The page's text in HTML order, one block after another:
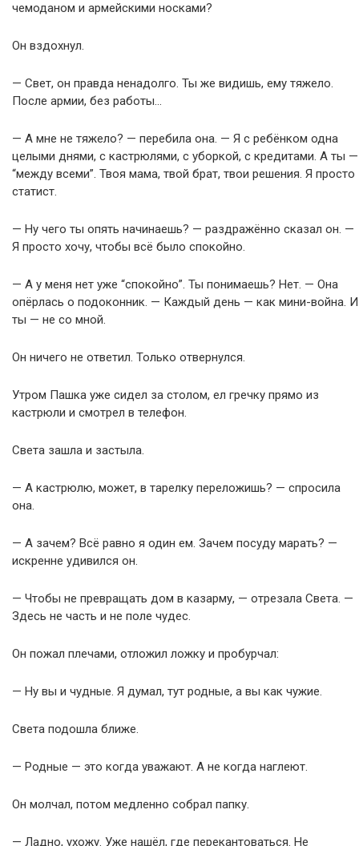
чемоданом и армейскими носками?
Он вздохнул.
— Свет, он правда ненадолго. Ты же видишь, ему тяжело.
После армии, без работы…
— А мне не тяжело? — перебила она. — Я с ребёнком одна
целыми днями, с кастрюлями, с уборкой, с кредитами. А ты —
“между всеми”. Твоя мама, твой брат, твои решения. Я просто
статист.
— Ну чего ты опять начинаешь? — раздражённо сказал он. —
Я просто хочу, чтобы всё было спокойно.
— А у меня нет уже “спокойно”. Ты понимаешь? Нет. — Она
опёрлась о подоконник. — Каждый день — как мини-война. И
ты — не со мной.
Он ничего не ответил. Только отвернулся.
Утром Пашка уже сидел за столом, ел гречку прямо из
кастрюли и смотрел в телефон.
Света зашла и застыла.
— А кастрюлю, может, в тарелку переложишь? — спросила
она.
— А зачем? Всё равно я один ем. Зачем посуду марать? —
искренне удивился он.
— Чтобы не превращать дом в казарму, — отрезала Света. —
Здесь не часть и не поле чудес.
Он пожал плечами, отложил ложку и пробурчал:
— Ну вы и чудные. Я думал, тут родные, а вы как чужие.
Света подошла ближе.
— Родные — это когда уважают. А не когда наглеют.
Он молчал, потом медленно собрал папку.
— Ладно, ухожу. Уже нашёл, где перекантоваться. Не